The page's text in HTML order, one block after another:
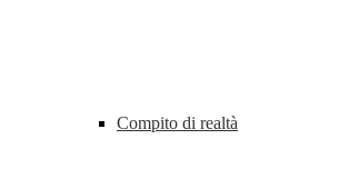
Compito di realtà